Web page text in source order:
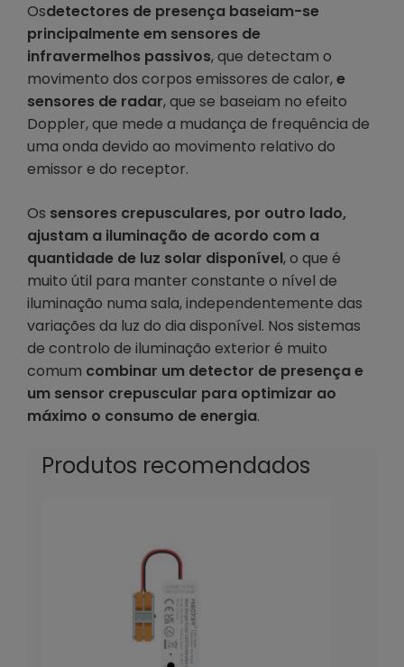
Osdetectores de presença baseiam-se
principalmente em sensores de
infravermelhos passivos, que detectam o
movimento dos corpos emissores de calor,e
sensores de radar, que se baseiam no efeito
Doppler, que mede a mudança de frequência de
uma onda devido ao movimento relativo do
emissor e do receptor.
Os sensores crepusculares, por outro lado,
ajustam a iluminação de acordo com a
quantidade de luz solar disponível, o que é
muito útil para manter constante o nível de
iluminação numa sala, independentemente das
variações da luz do dia disponível. Nos sistemas
de controlo de iluminação exterior é muito
comum combinar um detector de presença e
um sensor crepuscular para optimizar ao
máximo o consumo de energia.
Produtos recomendados